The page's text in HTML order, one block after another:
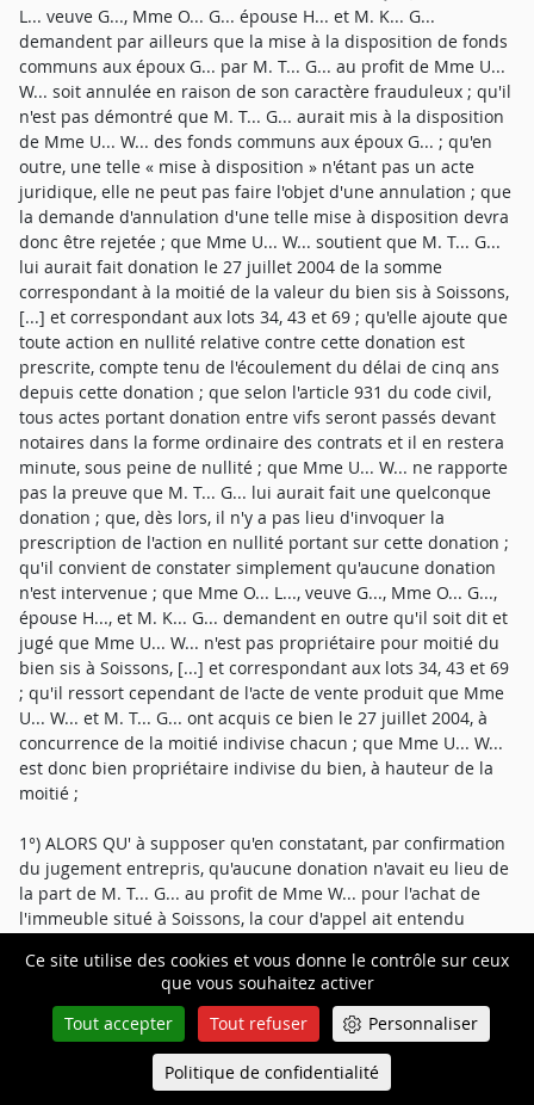
Ce site utilise des cookies et vous donne le contrôle sur ceux
que vous souhaitez activer
Tout accepter
Tout refuser Personnaliser
Politique de confidentialité
L... veuve G..., Mme O... G... épouse H... et M. K... G...
demandent par ailleurs que la mise à la disposition de fonds
communs aux époux G... par M. T... G... au profit de Mme U...
W... soit annulée en raison de son caractère frauduleux ; qu'il
n'est pas démontré que M. T... G... aurait mis à la disposition
de Mme U... W... des fonds communs aux époux G... ; qu'en
outre, une telle « mise à disposition » n'étant pas un acte
juridique, elle ne peut pas faire l'objet d'une annulation ; que
la demande d'annulation d'une telle mise à disposition devra
donc être rejetée ; que Mme U... W... soutient que M. T... G...
lui aurait fait donation le 27 juillet 2004 de la somme
correspondant à la moitié de la valeur du bien sis à Soissons,
[...] et correspondant aux lots 34, 43 et 69 ; qu'elle ajoute que
toute action en nullité relative contre cette donation est
prescrite, compte tenu de l'écoulement du délai de cinq ans
depuis cette donation ; que selon l'article 931 du code civil,
tous actes portant donation entre vifs seront passés devant
notaires dans la forme ordinaire des contrats et il en restera
minute, sous peine de nullité ; que Mme U... W... ne rapporte
pas la preuve que M. T... G... lui aurait fait une quelconque
donation ; que, dès lors, il n'y a pas lieu d'invoquer la
prescription de l'action en nullité portant sur cette donation ;
qu'il convient de constater simplement qu'aucune donation
n'est intervenue ; que Mme O... L..., veuve G..., Mme O... G...,
épouse H..., et M. K... G... demandent en outre qu'il soit dit et
jugé que Mme U... W... n'est pas propriétaire pour moitié du
bien sis à Soissons, [...] et correspondant aux lots 34, 43 et 69
; qu'il ressort cependant de l'acte de vente produit que Mme
U... W... et M. T... G... ont acquis ce bien le 27 juillet 2004, à
concurrence de la moitié indivise chacun ; que Mme U... W...
est donc bien propriétaire indivise du bien, à hauteur de la
moitié ;
1°) ALORS QU' à supposer qu'en constatant, par confirmation
du jugement entrepris, qu'aucune donation n'avait eu lieu de
la part de M. T... G... au profit de Mme W... pour l'achat de
l'immeuble situé à Soissons, la cour d'appel ait entendu
mais uniquement sa part dans le prix d'acquisition, en
statuant de la sorte, après avoir pourtant constaté que M. T...
G... avait financé intégralement cette acquisition en
contractant un prêt immobilier et en le remboursant avec ses
salaires, la cour d'appel a statué par des motifs
contradictoires et violé l'article 455 du code de procédure
Queue-Fair